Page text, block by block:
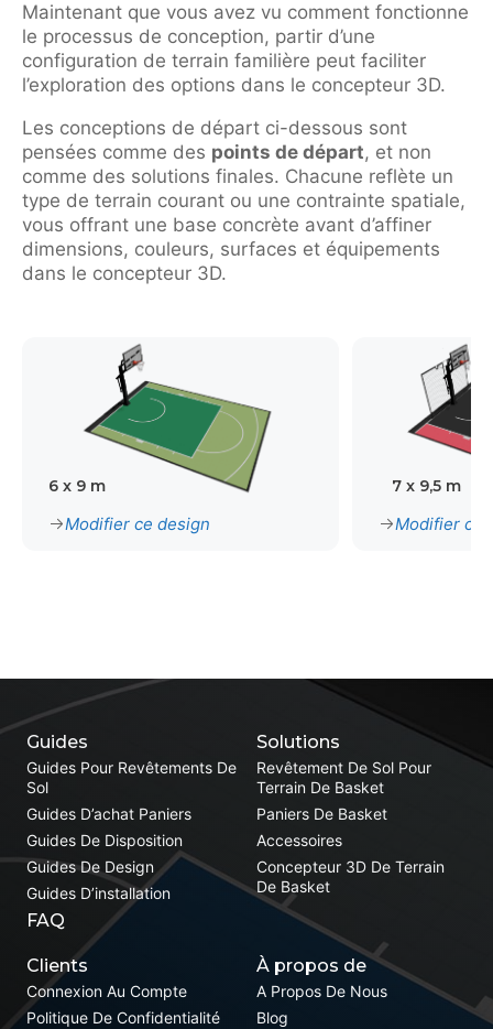
Maintenant que vous avez vu comment fonctionne
le processus de conception, partir d’une
configuration de terrain familière peut faciliter
l’exploration des options dans le concepteur 3D.
Les conceptions de départ ci-dessous sont
pensées comme des points de départ, et non
comme des solutions finales. Chacune reflète un
type de terrain courant ou une contrainte spatiale,
vous offrant une base concrète avant d’affiner
dimensions, couleurs, surfaces et équipements
dans le concepteur 3D.
6 x 9 m
Modifier ce design
7 x 9,5 m
Modifier ce
Solutions
Revêtement De Sol Pour
Terrain De Basket
Paniers De Basket
Accessoires
Concepteur 3D De Terrain
De Basket
Guides
Guides Pour Revêtements De
Sol
Guides D’achat Paniers
Guides De Disposition
Guides De Design
Guides D’installation
FAQ
Clients
Connexion Au Compte
Politique De Confidentialité
À propos de
A Propos De Nous
Blog